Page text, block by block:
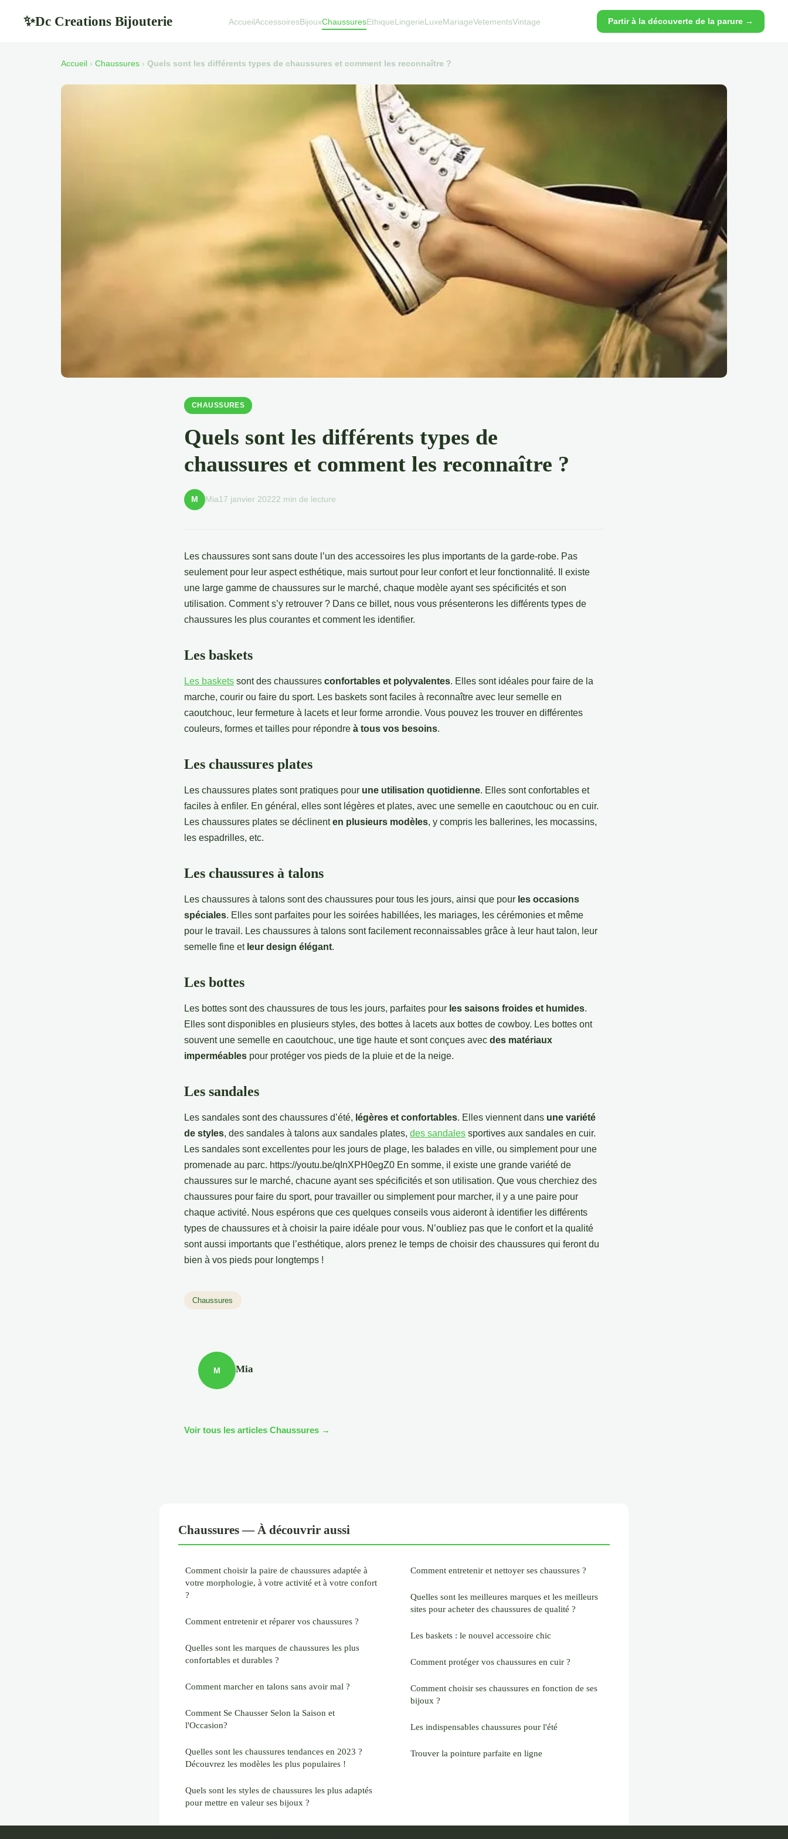
✨Dc Creations Bijouterie Partir à la découverte de la parure →
AccueilAccessoiresBijouxChaussuresEthiqueLingerieLuxeMariageVetementsVintage
Accueil › Chaussures › Quels sont les différents types de chaussures et comment les reconnaître ?
CHAUSSURES
Quels sont les différents types de
chaussures et comment les reconnaître ?
M Mia17 janvier 20222 min de lecture
Les chaussures sont sans doute l’un des accessoires les plus importants de la garde-robe. Pas
seulement pour leur aspect esthétique, mais surtout pour leur confort et leur fonctionnalité. Il existe
une large gamme de chaussures sur le marché, chaque modèle ayant ses spécificités et son
utilisation. Comment s’y retrouver ? Dans ce billet, nous vous présenterons les différents types de
chaussures les plus courantes et comment les identifier.
Les baskets
Les baskets sont des chaussures confortables et polyvalentes. Elles sont idéales pour faire de la
marche, courir ou faire du sport. Les baskets sont faciles à reconnaître avec leur semelle en
caoutchouc, leur fermeture à lacets et leur forme arrondie. Vous pouvez les trouver en différentes
couleurs, formes et tailles pour répondre à tous vos besoins.
Les chaussures plates
Les chaussures plates sont pratiques pour une utilisation quotidienne. Elles sont confortables et
faciles à enfiler. En général, elles sont légères et plates, avec une semelle en caoutchouc ou en cuir.
Les chaussures plates se déclinenten plusieurs modèles, y compris les ballerines, les mocassins,
les espadrilles, etc.
Les chaussures à talons
Les chaussures à talons sont des chaussures pour tous les jours, ainsi que pour les occasions
spéciales. Elles sont parfaites pour les soirées habillées, les mariages, les cérémonies et même
pour le travail. Les chaussures à talons sont facilement reconnaissables grâce à leur haut talon, leur
semelle fine etleur design élégant.
Les bottes
Les bottes sont des chaussures de tous les jours, parfaites pour les saisons froides et humides.
Elles sont disponibles en plusieurs styles, des bottes à lacets aux bottes de cowboy. Les bottes ont
souvent une semelle en caoutchouc, une tige haute et sont conçues avec des matériaux
imperméables pour protéger vos pieds de la pluie et de la neige.
Les sandales
Les sandales sont des chaussures d’été, légères et confortables. Elles viennent dans une variété
de styles, des sandales à talons aux sandales plates, des sandales sportives aux sandales en cuir.
Les sandales sont excellentes pour les jours de plage, les balades en ville, ou simplement pour une
promenade au parc. https://youtu.be/qInXPH0egZ0 En somme, il existe une grande variété de
chaussures sur le marché, chacune ayant ses spécificités et son utilisation. Que vous cherchiez des
chaussures pour faire du sport, pour travailler ou simplement pour marcher, il y a une paire pour
chaque activité. Nous espérons que ces quelques conseils vous aideront à identifier les différents
types de chaussures et à choisir la paire idéale pour vous. N’oubliez pas que le confort et la qualité
sont aussi importants que l’esthétique, alors prenez le temps de choisir des chaussures qui feront du
bien à vos pieds pour longtemps !
Chaussures
M Mia
Voir tous les articles Chaussures →
Chaussures — À découvrir aussi
Comment choisir la paire de chaussures adaptée à
votre morphologie, à votre activité et à votre confort
?
Comment entretenir et réparer vos chaussures ?
Quelles sont les marques de chaussures les plus
confortables et durables ?
Comment marcher en talons sans avoir mal ?
Comment Se Chausser Selon la Saison et
l'Occasion?
Quelles sont les chaussures tendances en 2023 ?
Découvrez les modèles les plus populaires !
Quels sont les styles de chaussures les plus adaptés
pour mettre en valeur ses bijoux ?
Comment entretenir et nettoyer ses chaussures ?
Quelles sont les meilleures marques et les meilleurs
sites pour acheter des chaussures de qualité ?
Les baskets : le nouvel accessoire chic
Comment protéger vos chaussures en cuir ?
Comment choisir ses chaussures en fonction de ses
bijoux ?
Les indispensables chaussures pour l'été
Trouver la pointure parfaite en ligne